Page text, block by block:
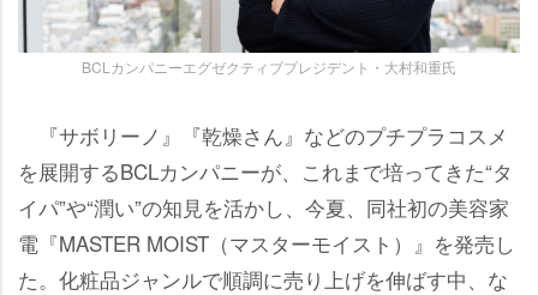
BCLカンパニーエグゼクティブプレジデント・大村和重氏
『サボリーノ』『乾燥さん』などのプチプラコスメ
を展開するBCLカンパニーが、これまで培ってきた“タ
イパ”や“潤い”の知見を活かし、今夏、同社初の美容家
電『MASTER MOIST（マスターモイスト）』を発売し
た。化粧品ジャンルで順調に売り上げを伸ばす中、な